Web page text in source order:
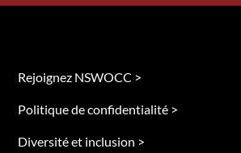
Rejoignez NSWOCC >
Politique de confidentialité >
Diversité et inclusion >